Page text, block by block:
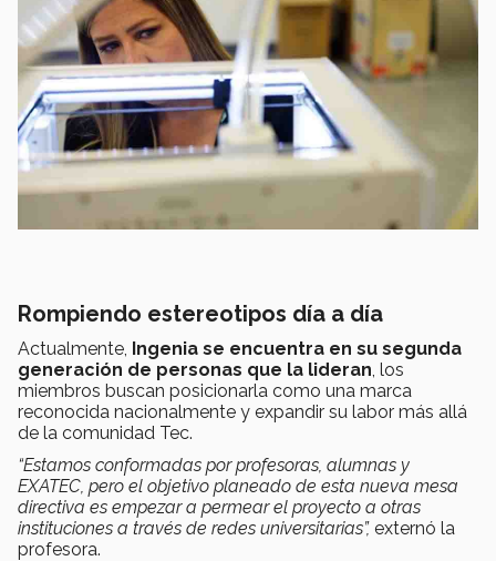
Rompiendo estereotipos día a día
Actualmente, Ingenia se encuentra en su segunda
generación de personas que la lideran , los
miembros buscan posicionarla como una marca
reconocida nacionalmente y expandir su labor más allá
de la comunidad Tec.
“Estamos conformadas por profesoras, alumnas y
EXATEC, pero el objetivo planeado de esta nueva mesa
directiva es empezar a permear el proyecto a otras
instituciones a través de redes universitarias”, externó la
profesora.